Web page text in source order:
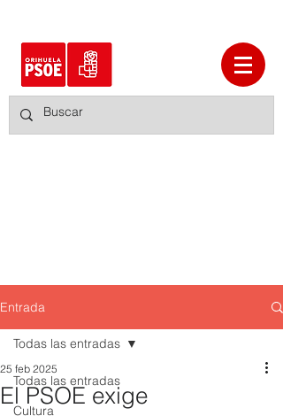
Entrada
Todas las entradas
Cultura
Todas las entradas
El PSOE exige
25 feb 2025